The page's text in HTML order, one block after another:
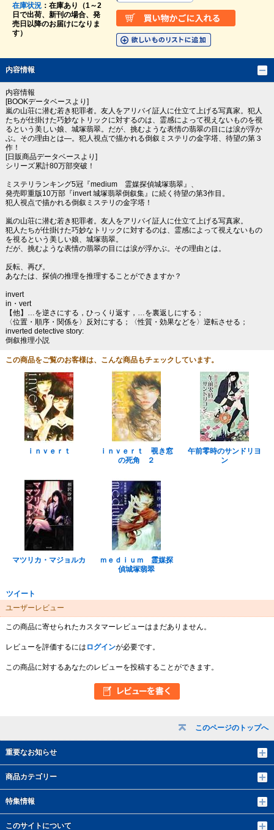
このページのトップへ
重要なお知らせ
商品カテゴリー
特集情報
このサイトについて
在庫状況：在庫あり（1～2
日で出荷、新刊の場合、発
売日以降のお届けになりま
す）
内容情報
内容情報
[BOOKデータベースより]
嵐の山荘に潜む若き犯罪者。友人をアリバイ証人に仕立て上げる写真家。犯人
たちが仕掛けた巧妙なトリックに対するのは、霊感によって視えないものを視
るという美しい娘、城塚翡翠。だが、挑むような表情の翡翠の目には涙が浮か
ぶ。その理由とは―。犯人視点で描かれる倒叙ミステリの金字塔、待望の第３
作！
[日販商品データベースより]
シリーズ累計80万部突破！
ミステリランキング5冠『medium 霊媒探偵城塚翡翠』、
発売即重版10万部『invert 城塚翡翠倒叙集』に続く待望の第3作目。
犯人視点で描かれる倒叙ミステリの金字塔！
嵐の山荘に潜む若き犯罪者。友人をアリバイ証人に仕立て上げる写真家。
犯人たちが仕掛けた巧妙なトリックに対するのは、霊感によって視えないもの
を視るという美しい娘、城塚翡翠。
だが、挑むような表情の翡翠の目には涙が浮かぶ。その理由とは。
反転、再び。
あなたは、探偵の推理を推理することができますか？
invert
in・vert
【他】…を逆さにする，ひっくり返す，…を裏返しにする；
〈位置・順序・関係を〉反対にする；〈性質・効果などを〉逆転させる；
inverted detective story:
倒叙推理小説
この商品をご覧のお客様は、こんな商品もチェックしています。
ｉｎｖｅｒｔ
ｉｎｖｅｒｔ 覗き窓
の死角 ２
午前零時のサンドリヨ
ン
マツリカ・マジョルカ
ｍｅｄｉｕｍ 霊媒探
偵城塚翡翠
ツイート
ユーザーレビュー
この商品に寄せられたカスタマーレビューはまだありません。
レビューを評価するには ログインが必要です。
この商品に対するあなたのレビューを投稿することができます。